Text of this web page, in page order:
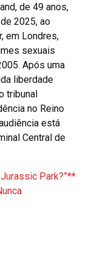
de 49 anos,
2025, ao
em Londres,
sexuais
Após uma
liberdade
tribunal
no Reino
está
Central de
Park?”**